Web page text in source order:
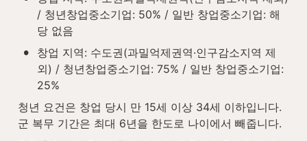
/ 청년창업중소기업: 50% / 일반 창업중소기업: 해
당 없음
•
창업 지역: 수도권(과밀억제권역·인구감소지역 제
외) / 청년창업중소기업: 75% / 일반 창업중소기업:
25%
청년 요건은 창업 당시 만 15세 이상 34세 이하입니다.
군 복무 기간은 최대 6년을 한도로 나이에서 빼줍니다.